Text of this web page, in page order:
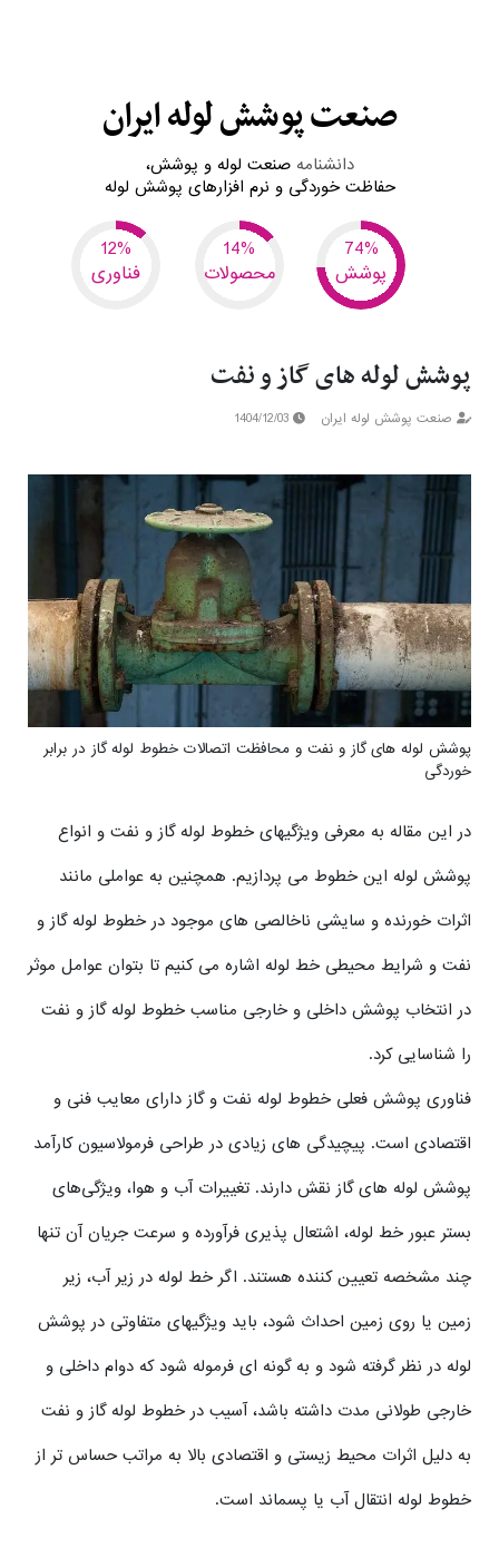
صنعت پوشش لوله ایران
دانشنامهصنعت لوله و پوشش،
حفاظت خوردگی و نرم افزارهای پوشش لوله
فناوری محصولات
7
پوشش
37
پوشش لوله های گاز و نفت
صنعت پوشش لوله ایران 1404/12/03
پوشش لوله های گاز و نفت و محافظت اتصالات خطوط لوله گاز در برابر
خوردگی
در این مقاله به معرفی ویژگیهای خطوط لوله گاز و نفت و انواع
پوشش لوله این خطوط می پردازیم. همچنین به عواملی مانند
اثرات خورنده و سایشی ناخالصی های موجود در خطوط لوله گاز و
نفت و شرایط محیطی خط لوله اشاره می کنیم تا بتوان عوامل موثر
در انتخاب پوشش داخلی و خارجی مناسب خطوط لوله گاز و نفت
را شناسایی کرد.
فناوری پوشش فعلی خطوط لوله نفت و گاز دارای معایب فنی و
اقتصادی است. پیچیدگی های زیادی در طراحی فرمولاسیون کارآمد
پوشش لوله های گاز نقش دارند. تغییرات آب و هوا، ویژگی‌های
بستر عبور خط لوله، اشتعال پذیری فرآورده و سرعت جریان آن تنها
چند مشخصه تعیین کننده هستند. اگر خط لوله در زیر آب، زیر
زمین یا روی زمین احداث شود، باید ویژگیهای متفاوتی در پوشش
لوله در نظر گرفته شود و به گونه ای فرموله شود که دوام داخلی و
خارجی طولانی مدت داشته باشد، آسیب در خطوط لوله گاز و نفت
به دلیل اثرات محیط زیستی و اقتصادی بالا به مراتب حساس تر از
خطوط لوله انتقال آب یا پسماند است.